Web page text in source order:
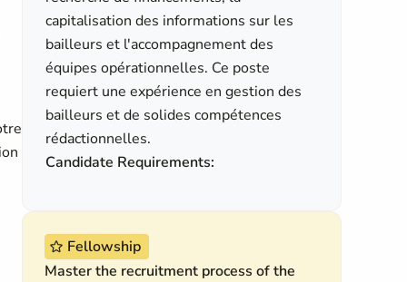
capitalisation des informations sur les
bailleurs et l'accompagnement des
équipes opérationnelles. Ce poste
requiert une expérience en gestion des
bailleurs et de solides compétences
rédactionnelles.
Candidate Requirements:
Fellowship
Master the recruitment process of the